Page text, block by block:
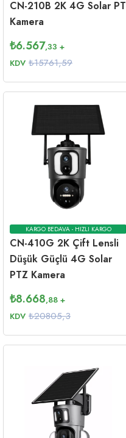
CN-210B 2K 4G Solar PT
Kamera
₺6.567,33 +
KDV ₺15761,59
KARGO BEDAVA - HIZLI KARGO
CN-410G 2K Çift Lensli
Düşük Güçlü 4G Solar
PTZ Kamera
₺8.668,88 +
KDV ₺20805,3